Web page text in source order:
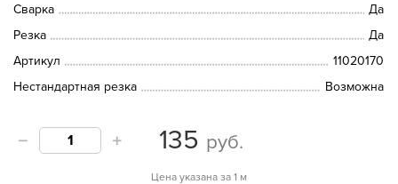
Сварка
Да
Резка
Да
Артикул
11020170
Нестандартная резка
Возможна
135 руб.
Цена указана за 1 м